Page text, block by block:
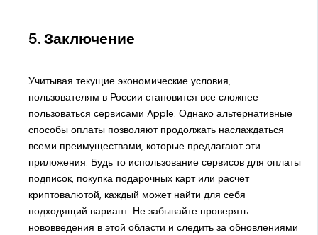
5. Заключение
Учитывая текущие экономические условия,
пользователям в России становится все сложнее
пользоваться сервисами Apple. Однако альтернативные
способы оплаты позволяют продолжать наслаждаться
всеми преимуществами, которые предлагают эти
приложения. Будь то использование сервисов для оплаты
подписок, покупка подарочных карт или расчет
криптовалютой, каждый может найти для себя
подходящий вариант. Не забывайте проверять
нововведения в этой области и следить за обновлениями